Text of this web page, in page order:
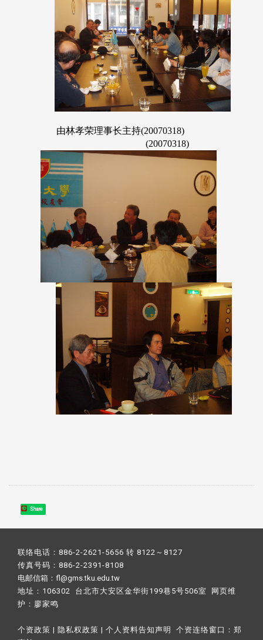
由林孝荣理事长主持(20070318)
(20070318)
Share
联络电话：886-2-2621-5656 转 8122～8127
传真号码：886-2-2391-8108
电邮信箱：fl@gms.tku.edu.tw
地址：106302 台北市大安区金华街199巷5号506室 网页维
护： 廖家鸣​
个资政策 | 隐私权政策 | 个人资料告知声明 个资连络窗口： 郑